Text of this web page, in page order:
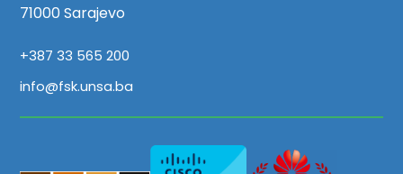
71000 Sarajevo
+387 33 565 200
info@fsk.unsa.ba